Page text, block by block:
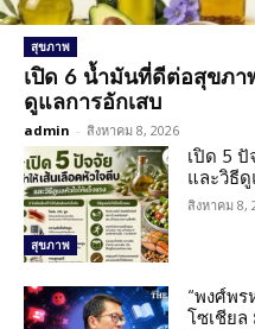
สุขภาพ
เปิด 6 น้ำมันที่ดีต่อสุขภา
ดูแลการอักเสบ
admin - สิงหาคม 8, 2026
สุขภาพ
เปิด 5 ปั
และวิธี
สิงหาคม 8,
“พงศ์พ
โซเชีย